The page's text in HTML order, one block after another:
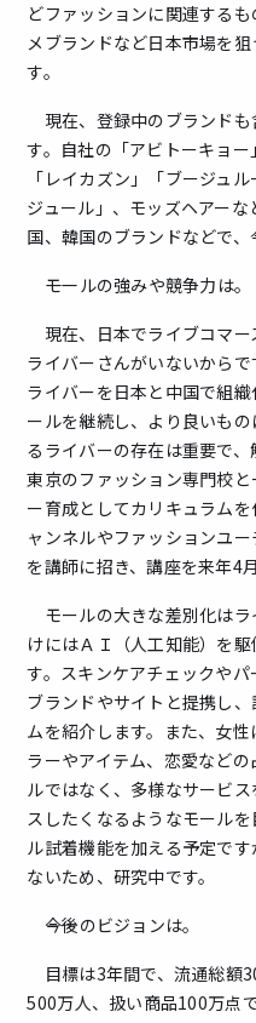
どファッションに関連する
メブランドなど日本市場を
す。
現在、登録中のブランドも
す。自社の「アビトーキョー
「レイカズン」「ブージュ
ジュール」、モッズヘアー
国、韓国のブランドなどで、
――モールの強みや競争力は。
現在、日本でライブコマー
ライバーさんがいないから
ライバーを日本と中国で組
ールを継続し、より良いも
るライバーの存在は重要で、
東京のファッション専門校
ー育成としてカリキュラム
ャンネルやファッションユ
を講師に招き、講座を来年4
モールの大きな差別化はラ
けにはＡＩ（人工知能）を
す。スキンケアチェックや
ブランドやサイトと提携し
ムを紹介します。また、女
ラーやアイテム、恋愛など
ルではなく、多様なサービ
スしたくなるようなモール
ル試着機能を加える予定で
ないため、研究中です。
――今後のビジョンは。
目標は3年間で、流通総額
500万人、扱い商品100万点